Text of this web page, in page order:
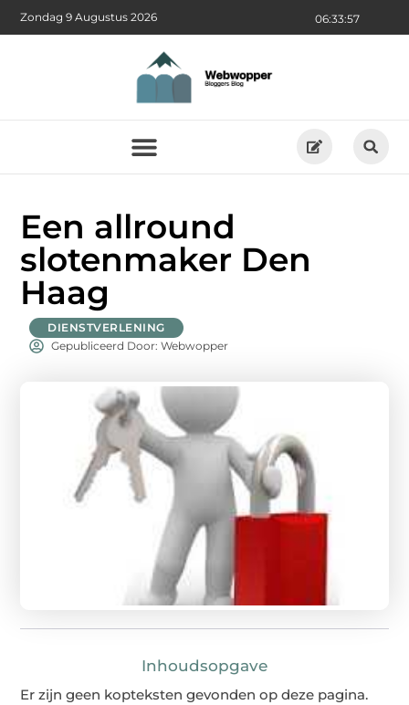
06:33:58
Zondag 9 Augustus 2026
Een allround
slotenmaker Den
Haag
DIENSTVERLENING
Gepubliceerd Door: Webwopper
Inhoudsopgave
Er zijn geen kopteksten gevonden op deze pagina.